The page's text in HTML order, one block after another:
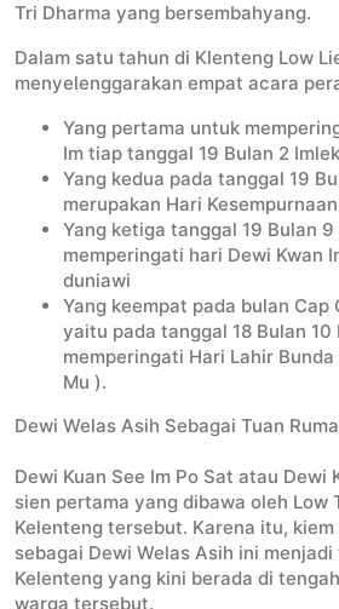
Tri Dharma yang bersembahyang.
Dalam satu tahun di Klenteng Low
menyelenggarakan empat acara
Yang pertama untuk
Im tiap tanggal 19 Bulan 2 Imlek
Yang kedua pada tanggal 19
merupakan Hari
Yang ketiga tanggal 19 Bulan
memperingati hari Dewi Kwan
duniawi
Yang keempat pada bulan Cap
yaitu pada tanggal 18 Bulan 10
memperingati Hari Lahir
Mu ).
Dewi Welas Asih Sebagai Tuan
Dewi Kuan See Im Po Sat atau Dewi
sien pertama yang dibawa oleh Low
Kelenteng tersebut. Karena itu,
sebagai Dewi Welas Asih ini
Kelenteng yang kini berada di
warga tersebut.